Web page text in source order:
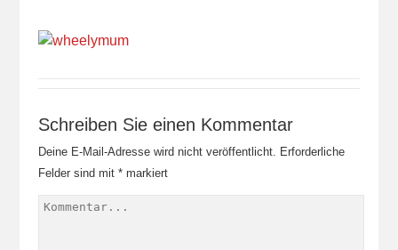
Schreiben Sie einen Kommentar
Deine E-Mail-Adresse wird nicht veröffentlicht. Erforderliche
Felder sind mit *markiert